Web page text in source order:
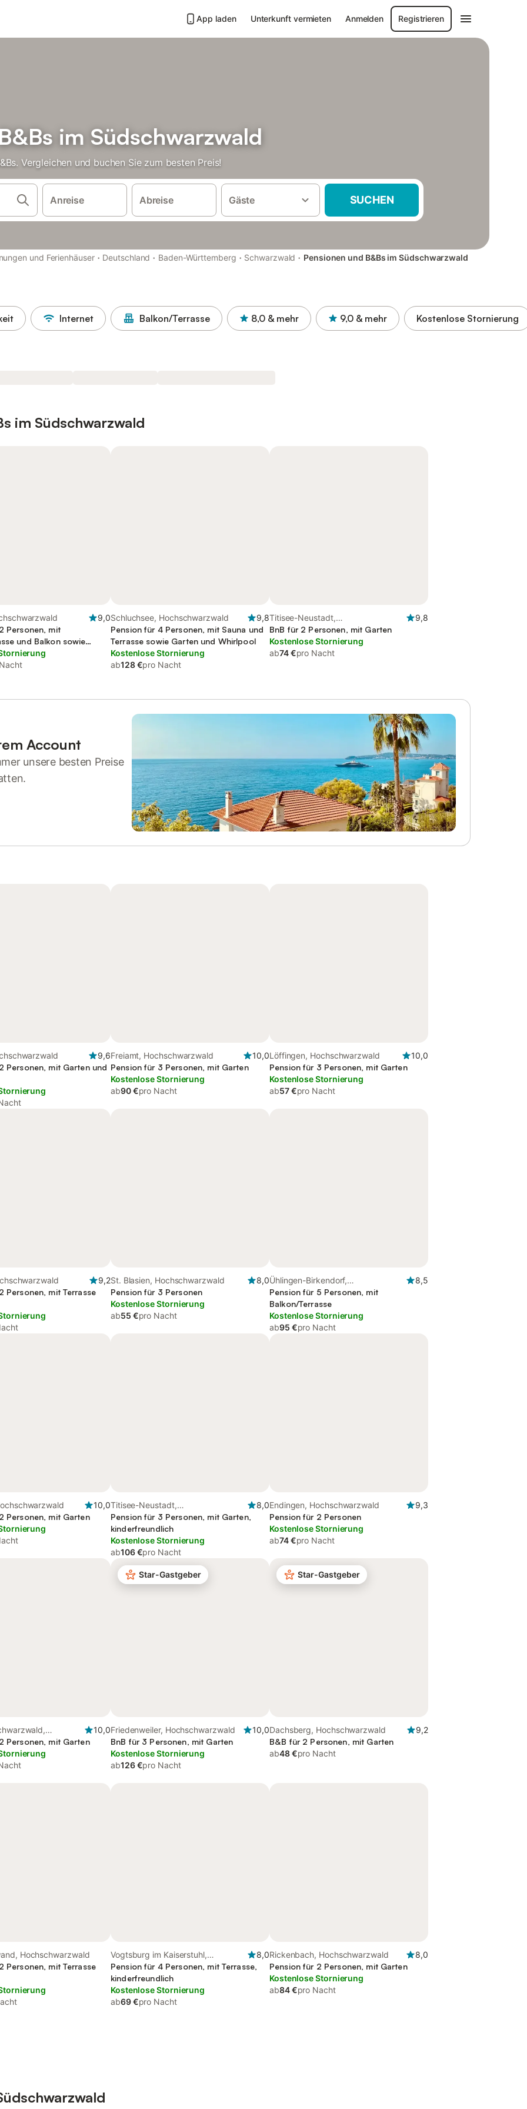
App laden Unterkunft vermieten Anmelden Registrieren
im Südschwarzwald
Vergleichen und buchen Sie zum besten Preis!
Anreise Abreise Gäste SUCHEN
und Ferienhäuser · Deutschland · Baden-Württemberg · Schwarzwald · Pensionen und B&Bs im Südschwarzwald
Internet Balkon/Terrasse 8,0 & mehr 9,0 & mehr Kostenlose Stornierung
im Südschwarzwald
9,0
Personen, mit
und Balkon sowie
kinderfreundlich
Schluchsee, Hochschwarzwald
9,8
Pension für 4 Personen, mit Sauna und
Terrasse sowie Garten und Whirlpool
Kostenlose Stornierung
ab128 €pro Nacht
Titisee-Neustadt,
Hochschwarzwald
9,8
BnB für 2 Personen, mit Garten
Kostenlose Stornierung
ab74 €pro Nacht
Account
unsere besten Preise
9,6
Personen, mit Garten und
Freiamt, Hochschwarzwald
10,0
Pension für 3 Personen, mit Garten
Kostenlose Stornierung
ab90 €pro Nacht
Löffingen, Hochschwarzwald
10,0
Pension für 3 Personen, mit Garten
Kostenlose Stornierung
ab57 €pro Nacht
9,2
Personen, mit Terrasse
St. Blasien, Hochschwarzwald
8,0
Pension für 3 Personen
Kostenlose Stornierung
ab55 €pro Nacht
Ühlingen-Birkendorf,
Hochschwarzwald
8,5
Pension für 5 Personen, mit
Balkon/Terrasse
Kostenlose Stornierung
ab95 €pro Nacht
10,0
Personen, mit Garten
Titisee-Neustadt,
Hochschwarzwald
8,0
Pension für 3 Personen, mit Garten,
kinderfreundlich
Kostenlose Stornierung
ab106 €pro Nacht
Endingen, Hochschwarzwald
9,3
Pension für 2 Personen
Kostenlose Stornierung
ab74 €pro Nacht
10,0
Personen, mit Garten
Star-Gastgeber
Friedenweiler, Hochschwarzwald
10,0
BnB für 3 Personen, mit Garten
Kostenlose Stornierung
ab126 €pro Nacht
Star-Gastgeber
Dachsberg, Hochschwarzwald
9,2
B&B für 2 Personen, mit Garten
ab48 €pro Nacht
Hochschwarzwald
Personen, mit Terrasse
Vogtsburg im Kaiserstuhl,
Hochschwarzwald
8,0
Pension für 4 Personen, mit Terrasse,
kinderfreundlich
Kostenlose Stornierung
ab69 €pro Nacht
Rickenbach, Hochschwarzwald
8,0
Pension für 2 Personen, mit Garten
Kostenlose Stornierung
ab84 €pro Nacht